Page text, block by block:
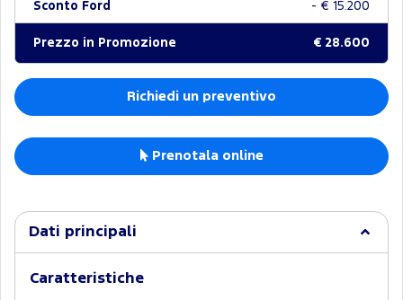
Sconto Ford - € 15.200
Prezzo in Promozione € 28.600
Richiedi un preventivo
Prenotala online
Dati principali
Caratteristiche